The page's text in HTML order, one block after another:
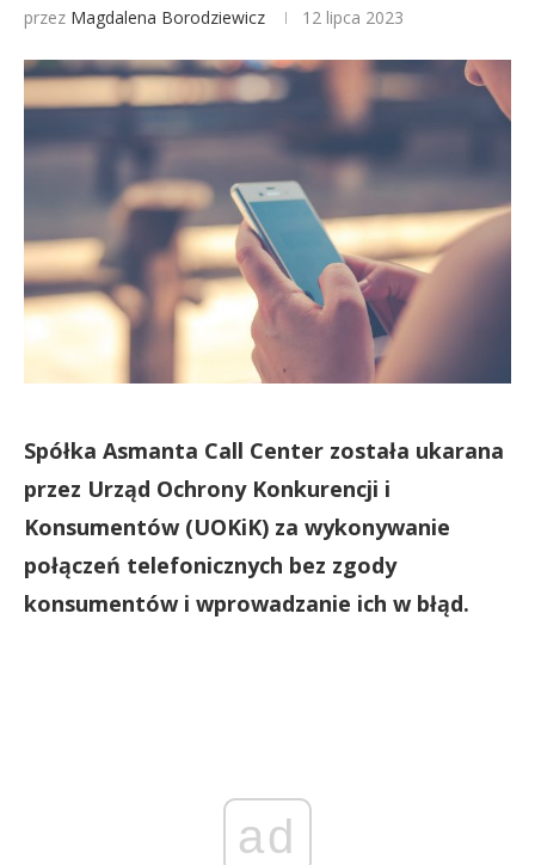
przez Magdalena Borodziewicz 12 lipca 2023
Spółka Asmanta Call Center została ukarana
przez Urząd Ochrony Konkurencji i
Konsumentów (UOKiK) za wykonywanie
połączeń telefonicznych bez zgody
konsumentów i wprowadzanie ich w błąd.
ad